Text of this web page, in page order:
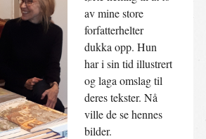
av mine store
forfatterhelter
dukka opp. Hun
har i sin tid illustrert
og laga omslag til
deres tekster. Nå
ville de se hennes
bilder.